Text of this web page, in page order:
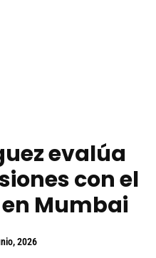
evalúa
con el
Mumbai
2026